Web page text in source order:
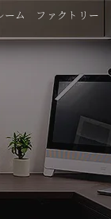
ーム ファクトリー